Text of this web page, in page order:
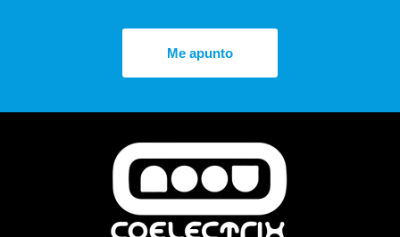
Me apunto